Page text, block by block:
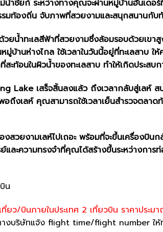
ำชัยก์ ระหว่างทางคุณจะผ่านหมู่บ้านฮันเดอ
รมท้องถิ่น จับภาพที่สวยงามและสนุกสนาน
ยน้ำทะเลสีฟ้าที่สวยงามซึ่งล้อมรอบด้วยเขา
านห่างไกล ใช้เวลาในวันนี้อยู่ที่ทะเลสาบ
ะท้อนในผิวน้ำของทะเลสาบ ทำให้เกิดประส
Lake เสร็จสิ้นลงแล้ว ถึงเวลากลับสู่เลห์
เลห์ คุณสามารถใช้เวลาเย็นสำรวจตลาด
วยงามเลห์ไปเถอะ พร้อมที่จะขึ้นเครื่องบิน
และความทรงจำที่คุณได้สร้างขึ้นระหว่างกา
น
ยว/บินภายในประเทศ 2 เที่ยวบิน ราคาประ
งบริษัทแจ้ง flight time/flight number ให้